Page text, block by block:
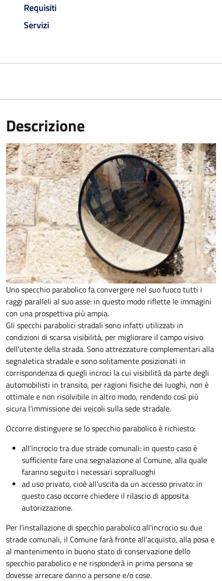
Requisiti
Servizi
Descrizione
Uno specchio parabolico fa convergere nel suo fuoco tutti i
raggi paralleli al suo asse: in questo modo riflette le immagini
con una prospettiva più ampia.
Gli specchi parabolici stradali sono infatti utilizzati in
condizioni di scarsa visibilità, per migliorare il campo visivo
dell'utente della strada. Sono attrezzature complementari alla
segnaletica stradale e sono solitamente posizionati in
corrispondenza di quegli incroci la cui visibilità da parte degli
automobilisti in transito, per ragioni fisiche dei luoghi, non è
ottimale e non risolvibile in altro modo, rendendo così più
sicura l'immissione dei veicoli sulla sede stradale.
Occorre distinguere se lo specchio parabolico è richiesto:
all'incrocio tra due strade comunali: in questo caso è
sufficiente fare una segnalazione al Comune, alla quale
faranno seguito i necessari sopralluoghi
ad uso privato, cioè all'uscita da un accesso privato: in
questo casooccorre chiedere il rilascio di apposita
autorizzazione.
Per l'installazione di specchio parabolico all'incrocio su due
strade comunali, il Comune farà fronte all'acquisto, alla posa e
al mantenimento in buono stato di conservazione dello
specchio parabolico e ne risponderà in prima persona se
dovesse arrecare danno a persone e/o cose.